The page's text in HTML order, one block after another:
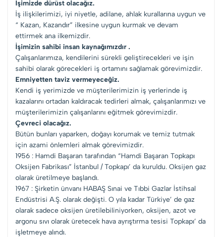
İşimizde dürüst olacağız.
İş ilişkilerimizi, iyi niyetle, adilane, ahlak kurallarına uygun ve
“ Kazan, Kazandır” ilkesine uygun kurmak ve devam
ettirmek ana ilkemizdir.
İşimizin sahibi insan kaynağımızdır .
Çalışanlarımıza, kendilerini sürekli geliştirecekleri ve işin
sahibi olarak görecekleri iş ortamını sağlamak görevimizdir.
Emniyetten taviz vermeyeceğiz.
Kendi iş yerimizde ve müşterilerimizin iş yerlerinde iş
kazalarını ortadan kaldıracak tedirleri almak, çalışanlarımızı ve
müşterilerimizin çalışanlarını eğitmek görevimizdir.
Çevreci olacağız.
Bütün bunları yaparken, doğayı korumak ve temiz tutmak
için azami önlemleri almak görevimizdir.
1956 : Hamdi Başaran tarafından “Hamdi Başaran Topkapı
Oksijen Fabrikası” İstanbul / Topkapı’ da kuruldu. Oksijen gaz
olarak üretilmeye başlandı.
1967 : Şirketin ünvanı HABAŞ Sınai ve Tıbbi Gazlar İstihsal
Endüstrisi A.Ş. olarak değişti. O yıla kadar Türkiye’ de gaz
olarak sadece oksijen üretilebiliniyorken, oksijen, azot ve
argonu sıvı olarak üretecek hava ayrıştırma tesisi Topkapı’ da
işletmeye alındı.